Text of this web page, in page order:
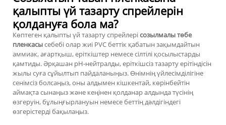
қалыпты үй тазарту спрейлерін
қолдануға бола ма?
Көптеген қалыпты үй тазарту спрейлерісозылмалы төбе
пленкасысебебі олар жиі PVC беттік қабатын зақымдайтын
аммиак, ағартқыш, еріткіштер немесе сілтілі қосылыстарды
қамтиды. Әрқашан pH-нейтралды, еріткішсіз тазарту ерітіндісін
жылы суға сұйылтып пайдаланыңыз. Өнімнің үйлесімділігіне
сенімсіз болсаңыз, оны алдымен кішкентай, көрінбейтін
аймақта сынаңыз және кеңінен қолданар алдында түсінің
өзгеруін, бұлыңғырлануын немесе беттің дәлдігіндегі
өзгерістерді бақылаңыз.